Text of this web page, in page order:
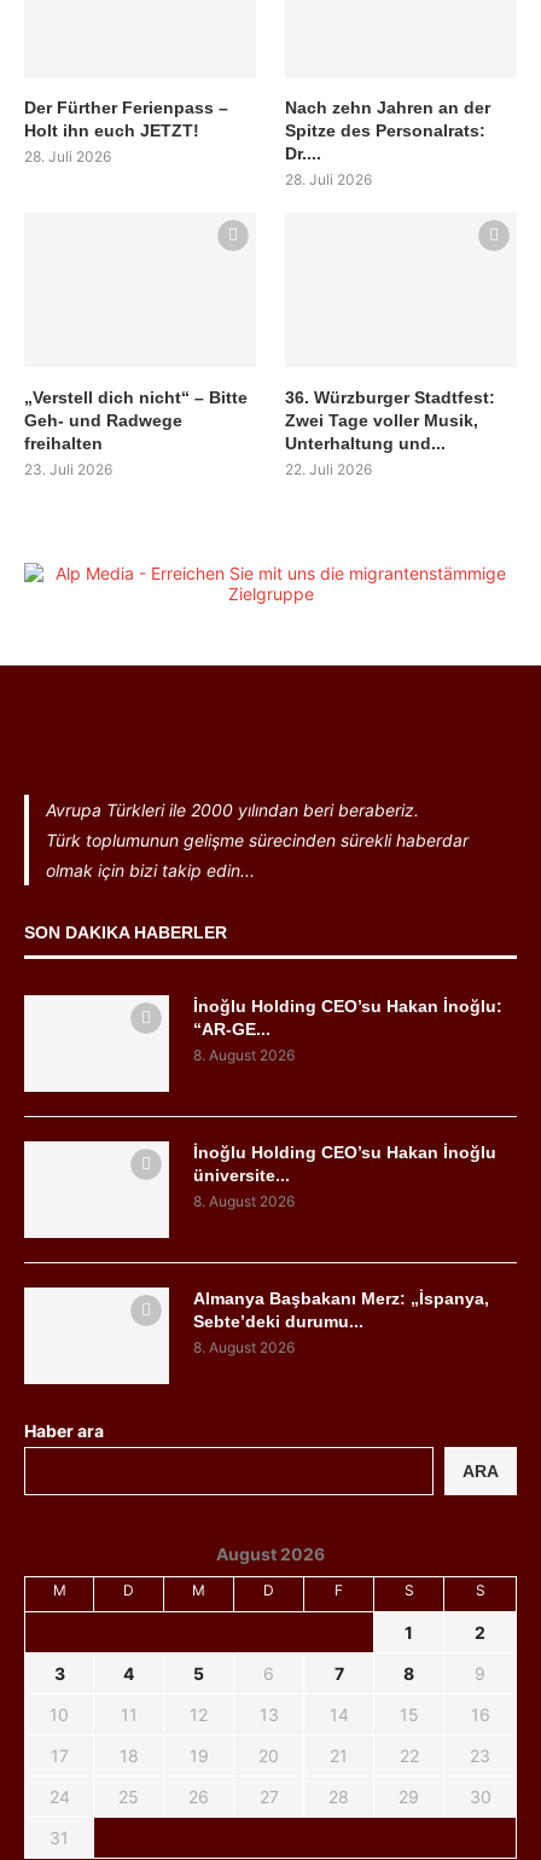
Der Fürther Ferienpass –
Holt ihn euch JETZT!
28. Juli 2026
Nach zehn Jahren an der
Spitze des Personalrats:
Dr....
28. Juli 2026
„Verstell dich nicht“ – Bitte
Geh- und Radwege
freihalten
23. Juli 2026
36. Würzburger Stadtfest:
Zwei Tage voller Musik,
Unterhaltung und...
22. Juli 2026
Avrupa Türkleri ile 2000 yılından beri beraberiz.
Türk toplumunun gelişme sürecinden sürekli haberdar
olmak için bizi takip edin...
SON DAKIKA HABERLER
İnoğlu Holding CEO’su Hakan İnoğlu:
“AR-GE...
8. August 2026
İnoğlu Holding CEO’su Hakan İnoğlu
üniversite...
8. August 2026
Almanya Başbakanı Merz: „İspanya,
Sebte’deki durumu...
8. August 2026
Haber ara
ARA
August 2026
M D M D F S S
1
2
3
4 5 6 7 8
9
10
11 12 13 14 15
16
17
18 19 20 21 22
23
24
25 26 27 28 29
30
31